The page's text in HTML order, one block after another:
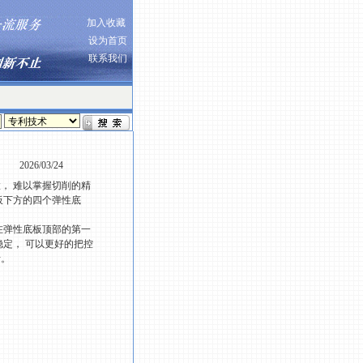
加入收藏
设为首页
联系我们
2026/03/24
难以掌握切削的精
方的四个弹性底
性底板顶部的第一
， 可以更好的把控